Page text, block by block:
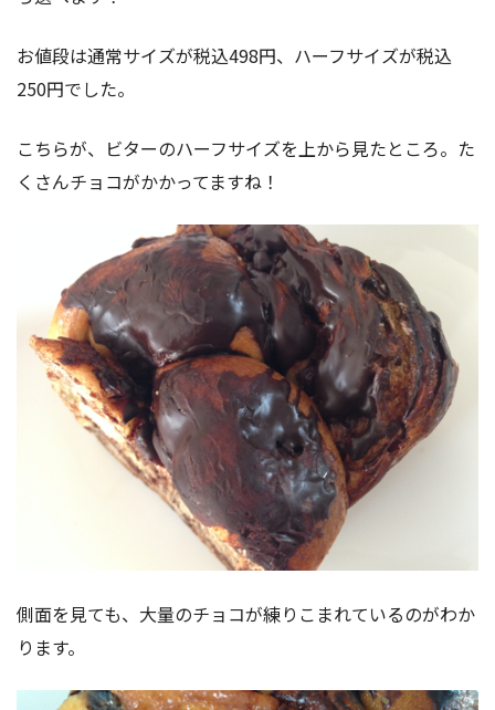
お値段は通常サイズが税込498円、ハーフサイズが税込
250円でした。
こちらが、ビターのハーフサイズを上から見たところ。た
くさんチョコがかかってますね！
側面を見ても、大量のチョコが練りこまれているのがわか
ります。